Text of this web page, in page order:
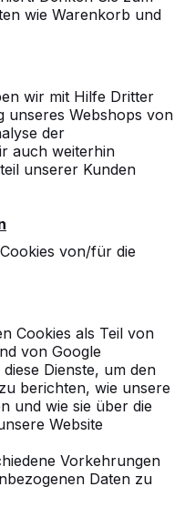
wie Warenkorb und
wir mit Hilfe Dritter
unseres Webshops von
der
auch weiterhin
unserer Kunden
von/für die
Cookies als Teil von
von Google
Dienste, um den
berichten, wie unsere
und wie sie über die
Website
Vorkehrungen
Daten zu
in ganz Europa
Sie hier, wo Sie
Nähe finden.